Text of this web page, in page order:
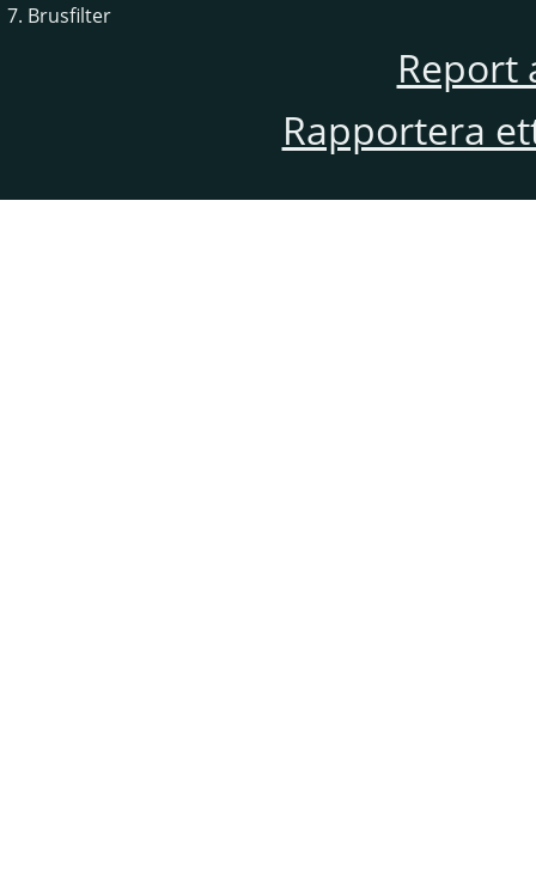
7. Brusfilter
Report
Rapportera